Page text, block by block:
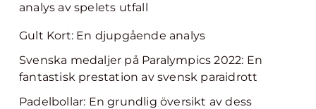
analys av spelets utfall
Gult Kort: En djupgående analys
Svenska medaljer på Paralympics 2022: En
fantastisk prestation av svensk paraidrott
Padelbollar: En grundlig översikt av dess